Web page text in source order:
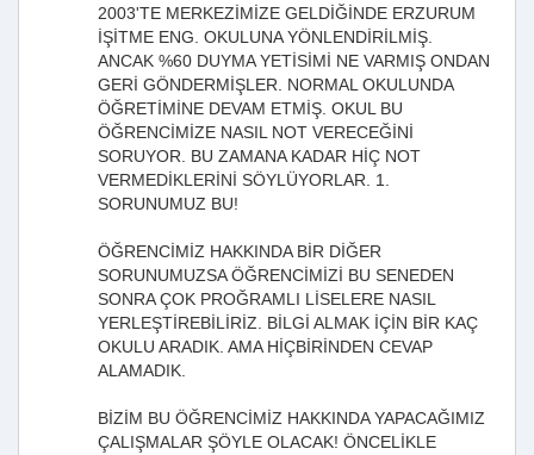
2003'TE MERKEZİMİZE GELDİĞİNDE ERZURUM
İŞİTME ENG. OKULUNA YÖNLENDİRİLMİŞ.
ANCAK %60 DUYMA YETİSİMİ NE VARMIŞ ONDAN
GERİ GÖNDERMİŞLER. NORMAL OKULUNDA
ÖĞRETİMİNE DEVAM ETMİŞ. OKUL BU
ÖĞRENCİMİZE NASIL NOT VERECEĞİNİ
SORUYOR. BU ZAMANA KADAR HİÇ NOT
VERMEDİKLERİNİ SÖYLÜYORLAR. 1.
SORUNUMUZ BU!
ÖĞRENCİMİZ HAKKINDA BİR DİĞER
SORUNUMUZSA ÖĞRENCİMİZİ BU SENEDEN
SONRA ÇOK PROĞRAMLI LİSELERE NASIL
YERLEŞTİREBİLİRİZ. BİLGİ ALMAK İÇİN BİR KAÇ
OKULU ARADIK. AMA HİÇBİRİNDEN CEVAP
ALAMADIK.
BİZİM BU ÖĞRENCİMİZ HAKKINDA YAPACAĞIMIZ
ÇALIŞMALAR ŞÖYLE OLACAK! ÖNCELİKLE